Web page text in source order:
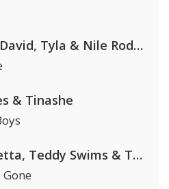
Damiano David, Tyla & Nile Rodgers
& Tinashe
David Guetta, Teddy Swims & Tones And I
Gone